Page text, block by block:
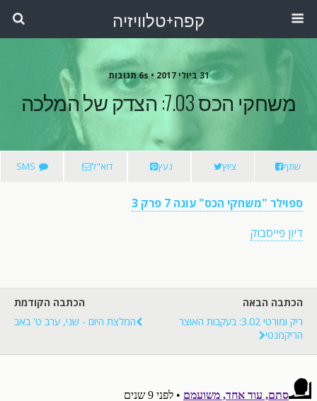
קפה+טלוויזיה
31 ביולי 2017 • 6s תגובות
משחקי הכס 7.03: הצדק של המלכה
שתף ציוץ נעץ דוא"ל SMS
ספוילר "משחקי הכס" עונה 7 פרק 3
דיון פייסבוק
הכתבה הקודמת
המלצת היום - שני, ערב ט' באב
הכתבה הבאה
ריק ומורטי 3.02: בעקבות האוצר
הריקמנטי